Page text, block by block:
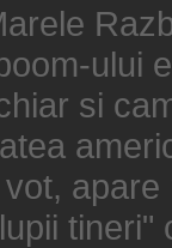
ului
si